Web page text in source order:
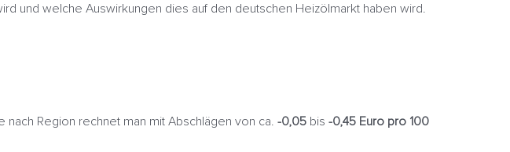
und welche Auswirkungen dies auf den deutschen Heizölmarkt haben wird.
Region rechnet man mit Abschlägen von ca. -0,05bis -0,45 Euro pro 100